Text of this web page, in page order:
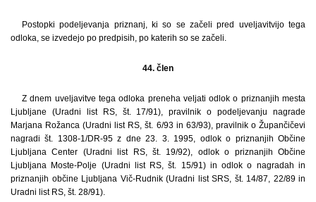
Postopki podeljevanja priznanj, ki so se začeli pred uveljavitvijo tega
odloka, se izvedejo po predpisih, po katerih so se začeli.
44. člen
Z dnem uveljavitve tega odloka preneha veljati odlok o priznanjih mesta
Ljubljane (Uradni list RS, št. 17/91), pravilnik o podeljevanju nagrade
Marjana Rožanca (Uradni list RS, št. 6/93 in 63/93), pravilnik o Župančičevi
nagradi št. 1308-1/DR-95 z dne 23. 3. 1995, odlok o priznanjih Občine
Ljubljana Center (Uradni list RS, št. 19/92), odlok o priznanjih Občine
Ljubljana Moste-Polje (Uradni list RS, št. 15/91) in odlok o nagradah in
priznanjih občine Ljubljana Vič-Rudnik (Uradni list SRS, št. 14/87, 22/89 in
Uradni list RS, št. 28/91).